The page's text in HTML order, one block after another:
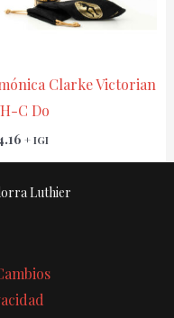
Clarke Victorian
C Do
+ IGI
Luthier